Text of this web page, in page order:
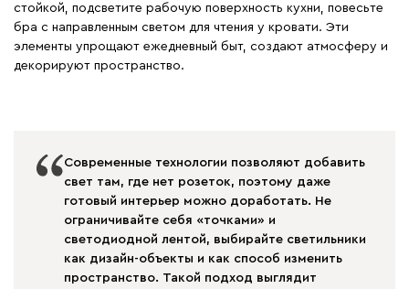
стойкой, подсветите рабочую поверхность кухни, повесьте
бра с направленным светом для чтения у кровати. Эти
элементы упрощают ежедневный быт, создают атмосферу и
декорируют пространство.
Современные технологии позволяют добавить
свет там, где нет розеток, поэтому даже
готовый интерьер можно доработать. Не
ограничивайте себя «точками» и
светодиодной лентой, выбирайте светильники
как дизайн-объекты и как способ изменить
пространство. Такой подход выглядит